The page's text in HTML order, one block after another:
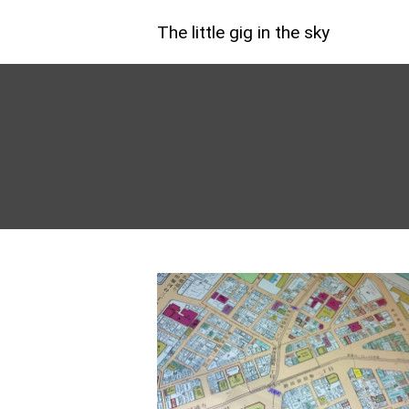
The little gig in the sky